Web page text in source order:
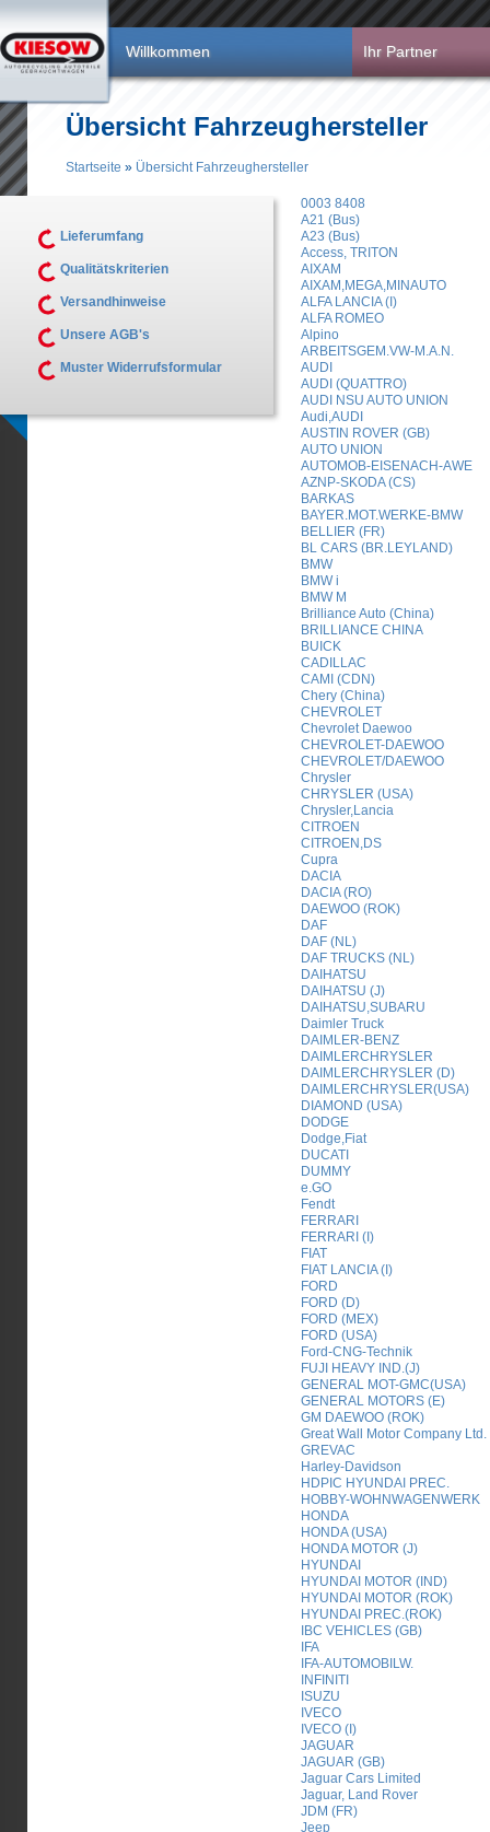
Willkommen Ihr Partner
Übersicht Fahrzeughersteller
Startseite » Übersicht Fahrzeughersteller
0003 8408
A21 (Bus)
A23 (Bus)
Access, TRITON
AIXAM
AIXAM,MEGA,MINAUTO
ALFA LANCIA (I)
ALFA ROMEO
Alpino
ARBEITSGEM.VW-M.A.N.
AUDI
AUDI (QUATTRO)
AUDI NSU AUTO UNION
Audi,AUDI
AUSTIN ROVER (GB)
AUTO UNION
AUTOMOB-EISENACH-AWE
AZNP-SKODA (CS)
BARKAS
BAYER.MOT.WERKE-BMW
BELLIER (FR)
BL CARS (BR.LEYLAND)
BMW
BMW i
BMW M
Brilliance Auto (China)
BRILLIANCE CHINA
BUICK
CADILLAC
CAMI (CDN)
Chery (China)
CHEVROLET
Chevrolet Daewoo
CHEVROLET-DAEWOO
CHEVROLET/DAEWOO
Chrysler
CHRYSLER (USA)
Chrysler,Lancia
CITROEN
CITROEN,DS
Cupra
DACIA
DACIA (RO)
DAEWOO (ROK)
DAF
DAF (NL)
DAF TRUCKS (NL)
DAIHATSU
DAIHATSU (J)
DAIHATSU,SUBARU
Daimler Truck
DAIMLER-BENZ
DAIMLERCHRYSLER
DAIMLERCHRYSLER (D)
DAIMLERCHRYSLER(USA)
DIAMOND (USA)
DODGE
Dodge,Fiat
DUCATI
DUMMY
e.GO
Fendt
FERRARI
FERRARI (I)
FIAT
FIAT LANCIA (I)
FORD
FORD (D)
FORD (MEX)
FORD (USA)
Ford-CNG-Technik
FUJI HEAVY IND.(J)
GENERAL MOT-GMC(USA)
GENERAL MOTORS (E)
GM DAEWOO (ROK)
Great Wall Motor Company Ltd.
GREVAC
Harley-Davidson
HDPIC HYUNDAI PREC.
HOBBY-WOHNWAGENWERK
HONDA
HONDA (USA)
HONDA MOTOR (J)
HYUNDAI
HYUNDAI MOTOR (IND)
HYUNDAI MOTOR (ROK)
HYUNDAI PREC.(ROK)
IBC VEHICLES (GB)
IFA
IFA-AUTOMOBILW.
INFINITI
ISUZU
IVECO
IVECO (I)
JAGUAR
JAGUAR (GB)
Jaguar Cars Limited
Jaguar, Land Rover
JDM (FR)
Jeep
Lieferumfang
Qualitätskriterien
Versandhinweise
Unsere AGB's
Muster Widerrufsformular